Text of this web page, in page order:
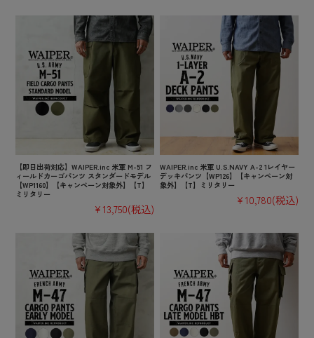
【即日出荷対応】WAIPER.inc 米軍 M-51 フ
ィールドカーゴパンツ スタンダードモデル
【WP1160】【キャンペーン対象外】【T】
ミリタリー
¥13,750(税込)
WAIPER.inc 米軍 U.S.NAVY A-2 1レイヤー
デッキパンツ【WP126】【キャンペーン対
象外】【T】ミリタリー
¥10,780(税込)